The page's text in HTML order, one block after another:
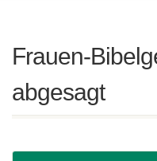
Frauen-
abgesagt